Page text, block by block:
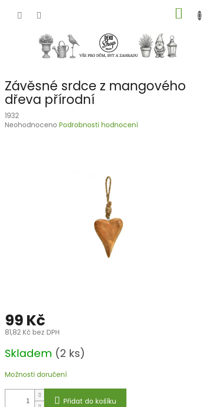
KOŠÍK
Závěsné srdce z mangového
dřeva přírodní
1932
Průměrné
Neohodnoceno Podrobnosti hodnocení
99 Kč
81,82 Kč bez DPH
cena:
Skladem (2 ks)
Možnosti doručení
Přidat do košíku